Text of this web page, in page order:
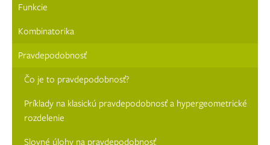
Funkcie
Kombinatorika
Pravdepodobnosť
Čo je to pravdepodobnosť?
Príklady na klasickú pravdepodobnosť a hypergeometrické
rozdelenie
Slovné úlohy na pravdepodobnosť